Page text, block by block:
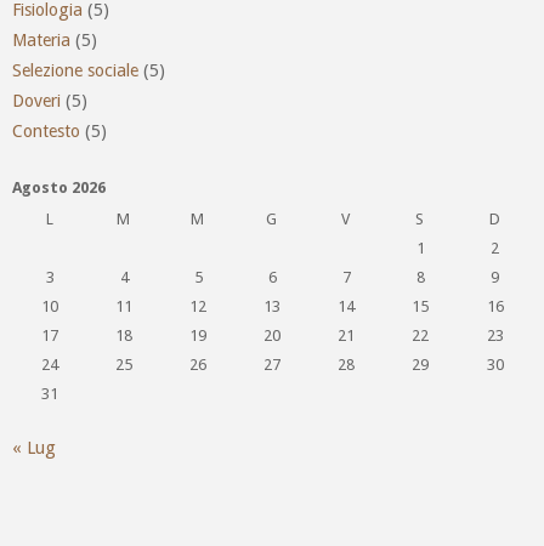
Fisiologia (5)
Materia (5)
Selezione sociale (5)
Doveri (5)
Contesto (5)
Agosto 2026
L
M M G V S
D
1
2
3
4 5 6 7 8
9
10
11 12 13 14 15
16
17
18 19 20 21 22
23
24
25 26 27 28 29
30
31
« Lug